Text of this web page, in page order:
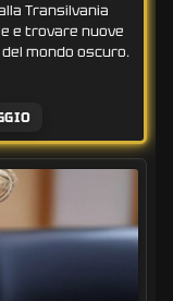
Transilvania
e trovare nuove
mondo oscuro.